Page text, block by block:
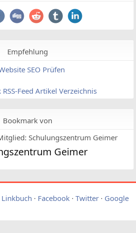
Empfehlung
Bookmark von
Geimer
Linkbuch · Facebook · Twitter · Google